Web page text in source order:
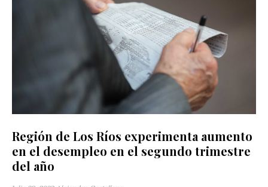
Región de Los Ríos experimenta aumento
en el desempleo en el segundo trimestre
del año